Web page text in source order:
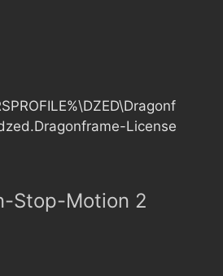
License
Stop-Motion 2